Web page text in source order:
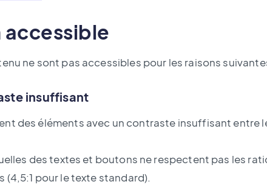
accessible
ne sont pas accessibles pour les raisons
insuffisant
des éléments avec un contraste insuffisant entre
des textes et boutons ne respectent pas les
(4,5:1 pour le texte standard).